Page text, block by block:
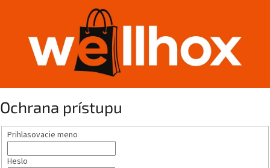
Ochrana prístupu
Prihlasovacie meno
Heslo